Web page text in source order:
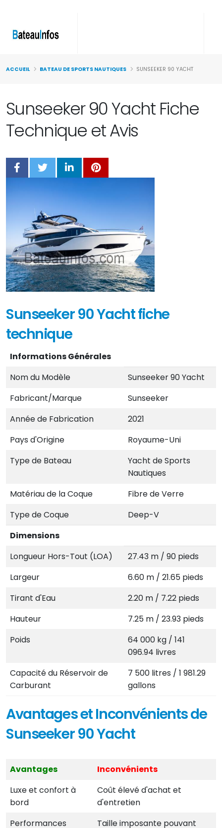
ACCUEIL BATEAU DE SPORTS NAUTIQUES SUNSEEKER 90 YACHT
Sunseeker 90 Yacht Fiche
Technique et Avis
Sunseeker 90 Yacht fiche
technique
Informations Générales
Nom du Modèle
Sunseeker 90 Yacht
Fabricant/Marque
Sunseeker
Année de Fabrication
2021
Pays d'Origine
Royaume-Uni
Type de Bateau
Yacht de Sports
Nautiques
Matériau de la Coque
Fibre de Verre
Type de Coque
Deep-V
Dimensions
Longueur Hors-Tout (LOA)
27.43 m / 90 pieds
Largeur
6.60 m / 21.65 pieds
Tirant d'Eau
2.20 m / 7.22 pieds
Hauteur
7.25 m / 23.93 pieds
Poids
64 000 kg / 141
096.94 livres
Capacité du Réservoir de
Carburant
7 500 litres / 1 981.29
gallons
Avantages et Inconvénients de
Sunseeker 90 Yacht
Avantages
Inconvénients
Luxe et confort à
bord
Coût élevé d'achat et
d'entretien
Performances
Taille imposante pouvant